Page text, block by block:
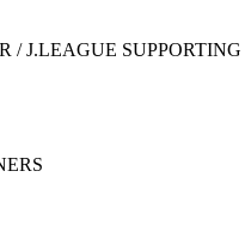
/ J.LEAGUE SUPPORTING